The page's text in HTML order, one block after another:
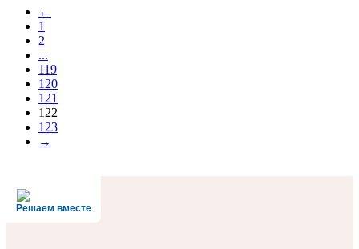
←
1
2
...
119
120
121
122
123
→
Решаем вместе